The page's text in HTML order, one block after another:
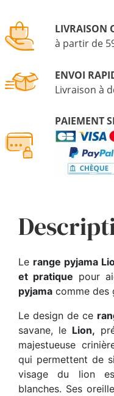
LIVRAISON
à partir de
ENVOI
Livraison à
PAIEMENT
Le range pyjama
et pratique pour
pyjama comme des
Le design de ce
savane, le Lion,
majestueuse
qui permettent de
visage du lion
blanches. Ses